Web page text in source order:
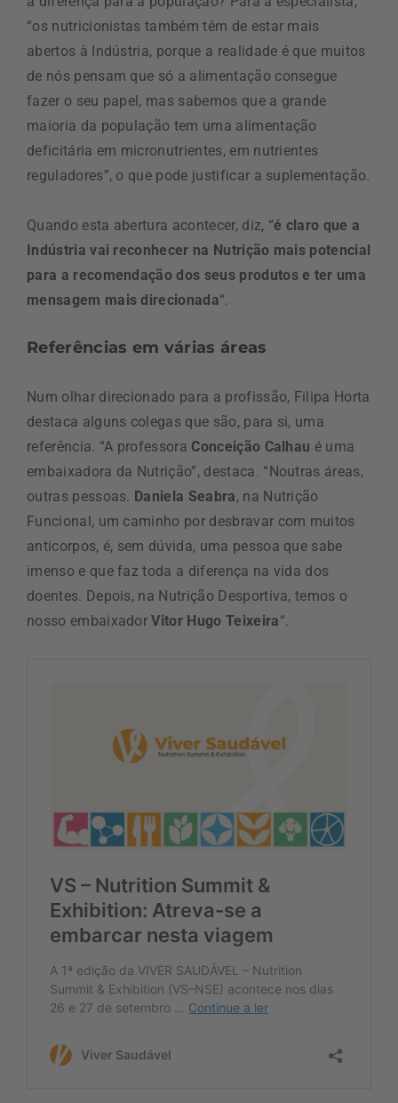
“os nutricionistas também têm de estar mais
abertos à Indústria, porque a realidade é que muitos
de nós pensam que só a alimentação consegue
fazer o seu papel, mas sabemos que a grande
maioria da população tem uma alimentação
deficitária em micronutrientes, em nutrientes
reguladores”, o que pode justificar a suplementação.
Quando esta abertura acontecer, diz, “é claro que a
Indústria vai reconhecer na Nutrição mais potencial
para a recomendação dos seus produtos e ter uma
mensagem mais direcionada“.
Referências em várias áreas
Num olhar direcionado para a profissão, Filipa Horta
destaca alguns colegas que são, para si, uma
referência. “A professora Conceição Calhau é uma
embaixadora da Nutrição”, destaca. “Noutras áreas,
outras pessoas. Daniela Seabra, na Nutrição
Funcional, um caminho por desbravar com muitos
anticorpos, é, sem dúvida, uma pessoa que sabe
imenso e que faz toda a diferença na vida dos
doentes. Depois, na Nutrição Desportiva, temos o
nosso embaixadorVitor Hugo Teixeira“.